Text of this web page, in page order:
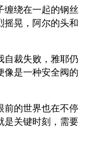
缠绕在一起的钢丝
摇晃，阿尔的头和
自裁失败，雅耶仍
像是一种安全阀的
前的世界也在不停
是关键时刻，需要